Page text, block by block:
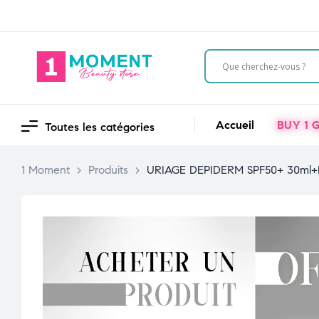
Toutes les catégories Accueil BUY 1
1 Moment > Produits > URIAGE DEPIDERM SPF50+